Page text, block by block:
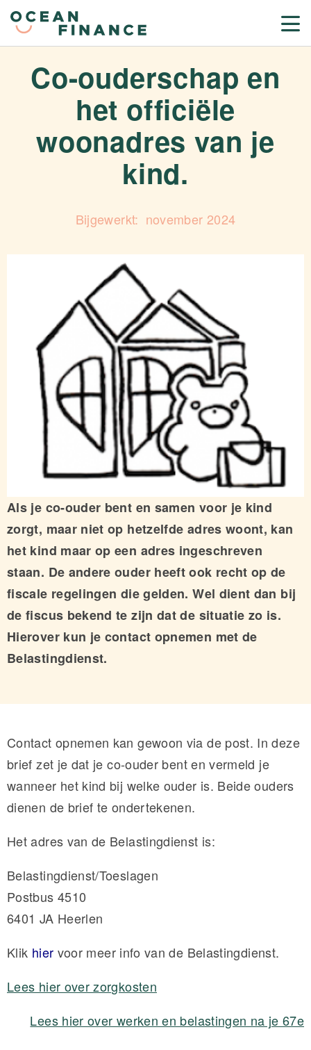
Co-ouderschap en
het officiële
woonadres van je
kind.
november 2024
Als je co-ouder bent en samen voor je kind
zorgt, maar niet op hetzelfde adres woont, kan
het kind maar op een adres ingeschreven
staan. De andere ouder heeft ook recht op de
fiscale regelingen die gelden. Wel dient dan bij
de fiscus bekend te zijn dat de situatie zo is.
Hierover kun je contact opnemen met de
Belastingdienst.
Contact opnemen kan gewoon via de post. In deze
brief zet je dat je co-ouder bent en vermeld je
wanneer het kind bij welke ouder is. Beide ouders
dienen de brief te ondertekenen.
Het adres van de Belastingdienst is:
Belastingdienst/Toeslagen
Postbus 4510
6401 JA Heerlen
Klik hier voor meer info van de Belastingdienst.
Lees hier over zorgkosten
Lees hier over werken en belastingen na je 67e